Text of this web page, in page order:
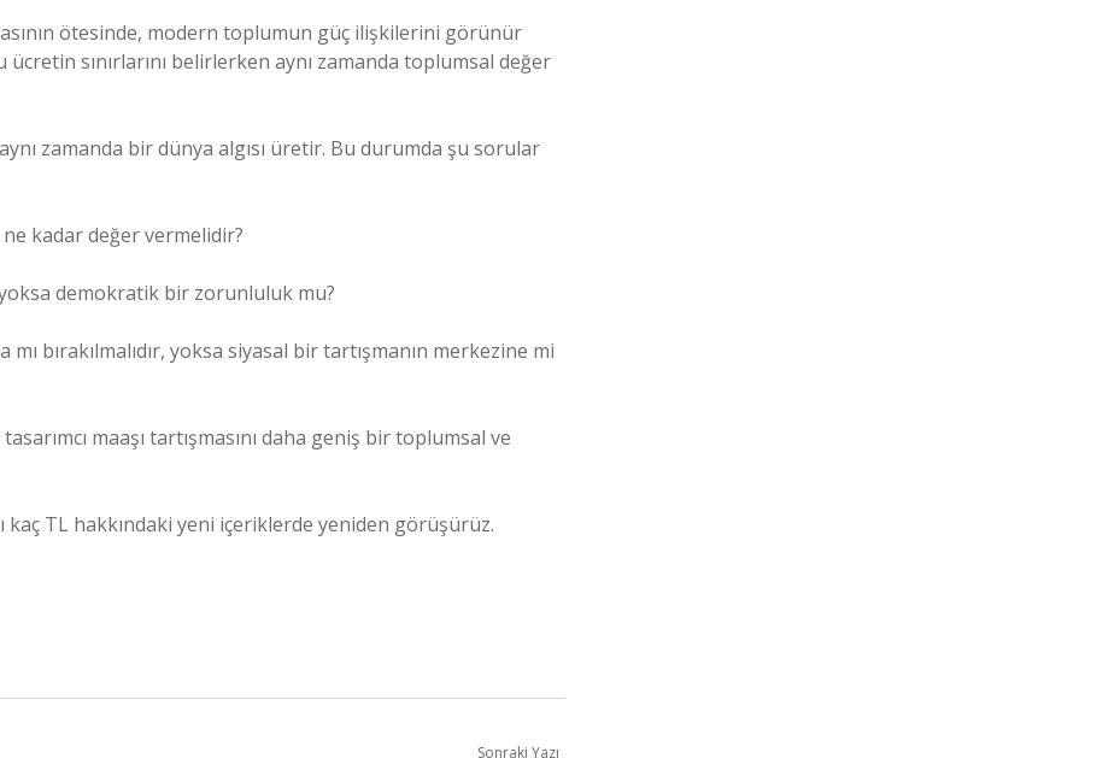
ötesinde, modern toplumun güç ilişkilerini görünür
sınırlarını belirlerken aynı zamanda toplumsal değer
zamanda bir dünya algısı üretir. Bu durumda şu sorular
kadar değer vermelidir?
demokratik bir zorunluluk mu?
bırakılmalıdır, yoksa siyasal bir tartışmanın merkezine mi
maaşı tartışmasını daha geniş bir toplumsal ve
kaç TL hakkındaki yeni içeriklerde yeniden görüşürüz.
Sonraki Yazı